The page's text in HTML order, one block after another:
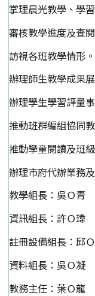
掌理晨光教學、學
審核教學進度及查
訪視各班教學情形。
辦理師生教學成果
辦理學生學習評量
推動班群編組協同
推動學童閱讀及班
辦理市府代辦業務
教學組長：吳Ｏ青
資訊組長：許Ｏ瑋
註冊設備組長：邱
資料組長：吳Ｏ凝
教務主任：葉Ｏ龍